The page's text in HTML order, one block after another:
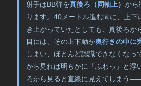
射手はBB弾を真後ろ（同軸上） から
ります。40メートル進む間に、上下
き上がっていたとしても、真後ろか
目には、その上下動が奥行きの中に
しまい、ほとんど認識できなくなっ
から見れば明らかに「ふわっ」と浮
ろから見ると直線に見えてしまう